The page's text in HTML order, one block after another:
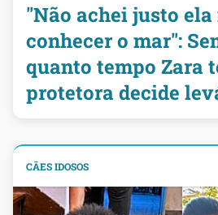
"Não achei justo ela
conhecer o mar":
quanto tempo Zara
protetora decide
CÃES IDOSOS